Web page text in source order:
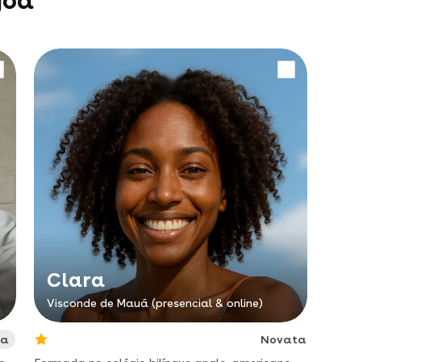
Clara
Visconde de Mauá (presencial & online)
Novata